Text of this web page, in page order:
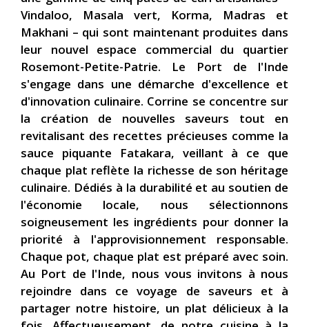
Vindaloo, Masala vert, Korma, Madras et
Makhani – qui sont maintenant produites dans
leur nouvel espace commercial du quartier
Rosemont-Petite-Patrie. Le Port de l'Inde
s'engage dans une démarche d'excellence et
d'innovation culinaire. Corrine se concentre sur
la création de nouvelles saveurs tout en
revitalisant des recettes précieuses comme la
sauce piquante Fatakara, veillant à ce que
chaque plat reflète la richesse de son héritage
culinaire. Dédiés à la durabilité et au soutien de
l'économie locale, nous sélectionnons
soigneusement les ingrédients pour donner la
priorité à l'approvisionnement responsable.
Chaque pot, chaque plat est préparé avec soin.
Au Port de l'Inde, nous vous invitons à nous
rejoindre dans ce voyage de saveurs et à
partager notre histoire, un plat délicieux à la